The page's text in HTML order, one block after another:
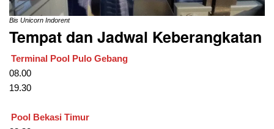
Bis Unicorn Indorent
Tempat dan Jadwal Keberangkatan
Terminal Pool Pulo Gebang
08.00
19.30
Pool Bekasi Timur